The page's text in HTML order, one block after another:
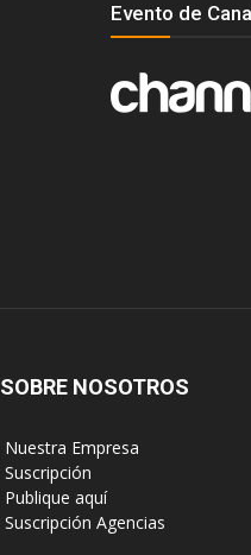
Evento de
SOBRE NOSOTROS
‎ Nuestra Empresa
‎ Suscripción
‎ Publique aquí
‎ Suscripción Agencias